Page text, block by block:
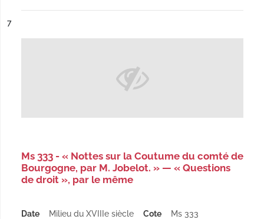
n°
7
Ms 333 - « Nottes sur la Coutume du comté de
Bourgogne, par M. Jobelot. » — « Questions
de droit », par le même
Date Milieu du XVIIIe siècle Cote Ms 333